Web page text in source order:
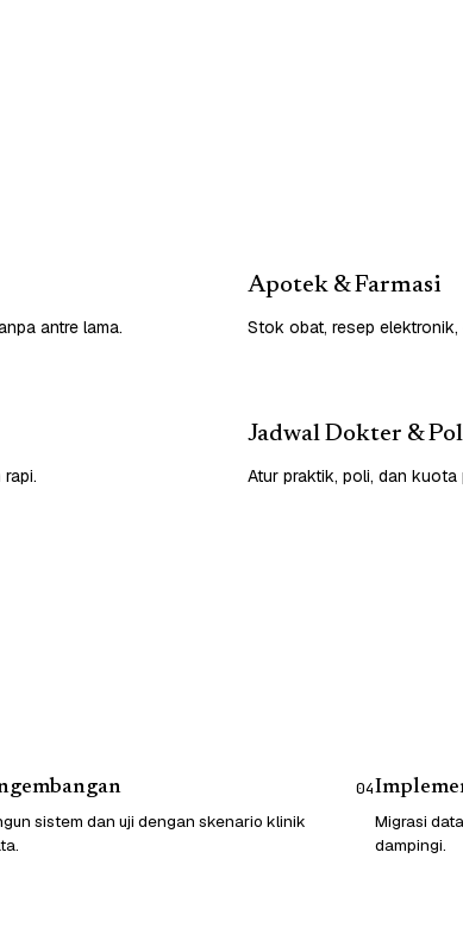
antre lama.
Apotek & Farmasi
Stok obat, resep
Jadwal Dokter &
Atur praktik, poli, dan kuota
sistem dan uji dengan skenario klinik
04
Migrasi
dampingi.